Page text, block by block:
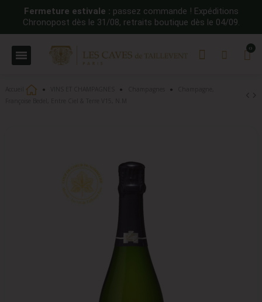
Fermeture estivale : passez commande ! Expéditions
Chronopost dès le 31/08, retraits boutique dès le 04/09.